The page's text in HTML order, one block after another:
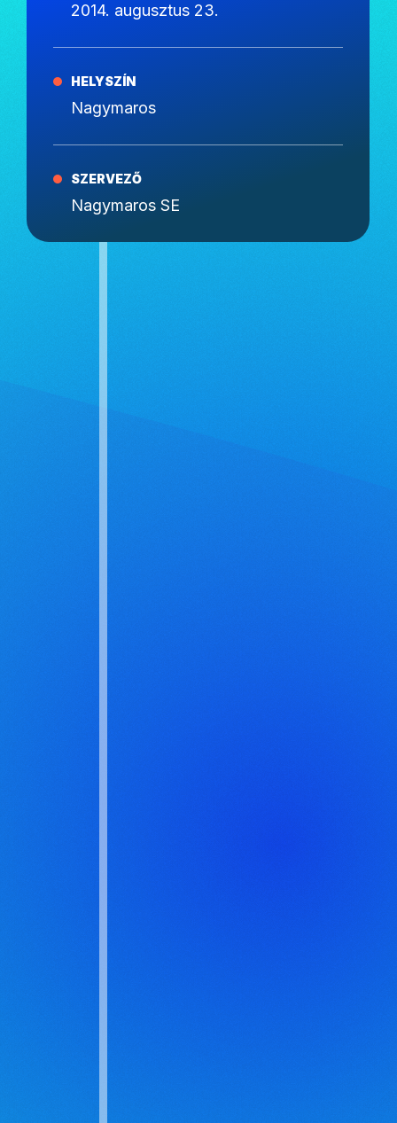
2014. augusztus 23.
HELYSZÍN
Nagymaros
SZERVEZŐ
Nagymaros SE